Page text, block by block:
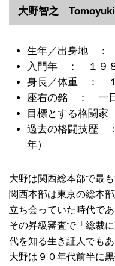
大野智之
生年／出身地 ：
入門年 ： １９
身長／体重 ： １
座右の銘 ： 一
目標とする格闘
過去の格闘技歴
年）
大野は関西総本部で最
関西本部は東京の総本
立ち会っていた時代で
その昇級審査で「総裁
代を知る生き証人でもあ
大野は９０年代前半に